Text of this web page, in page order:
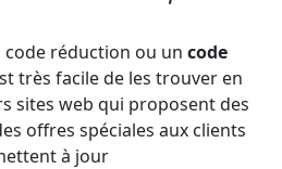
code réduction ou un code
très facile de les trouver en
sites web qui proposent des
offres spéciales aux clients
à jour